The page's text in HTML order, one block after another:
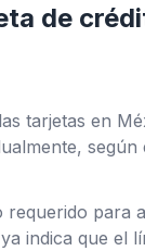
de
tarjetas en
según
requerido para
indica que el